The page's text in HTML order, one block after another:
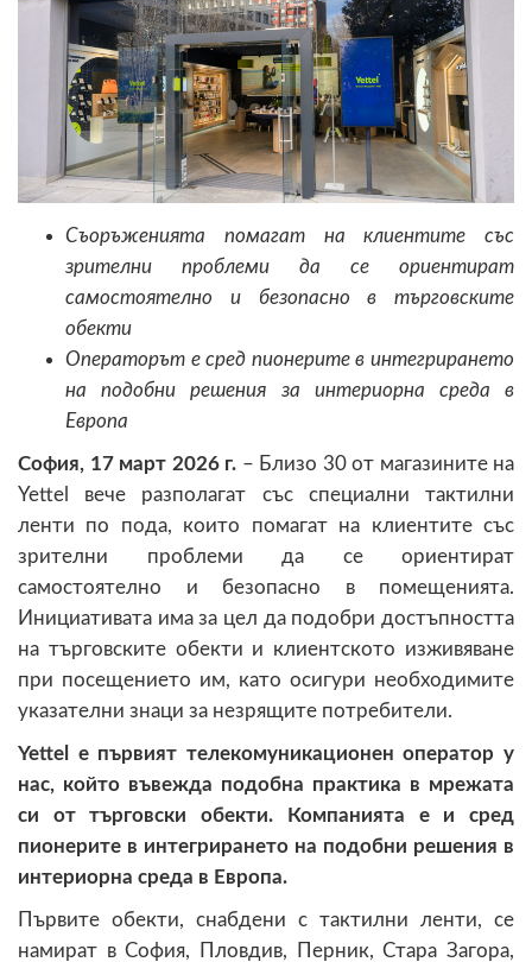
Съоръженията помагат на клиентите със
зрителни проблеми да се ориентират
самостоятелно и безопасно в търговските
обекти
Операторът е сред пионерите в интегрирането
на подобни решения за интериорна среда в
Европа
София, 17 март 2026 г. – Близо 30 от магазините на
Yettel вече разполагат със специални тактилни
ленти по пода, които помагат на клиентите със
зрителни проблеми да се ориентират
самостоятелно и безопасно в помещенията.
Инициативата има за цел да подобри достъпността
на търговските обекти и клиентското изживяване
при посещението им, като осигури необходимите
указателни знаци за незрящите потребители.
Yettel е първият телекомуникационен оператор у
нас, който въвежда подобна практика в мрежата
си от търговски обекти. Компанията е и сред
пионерите в интегрирането на подобни решения в
интериорна среда в Европа.
Първите обекти, снабдени с тактилни ленти, се
намират в София, Пловдив, Перник, Стара Загора,